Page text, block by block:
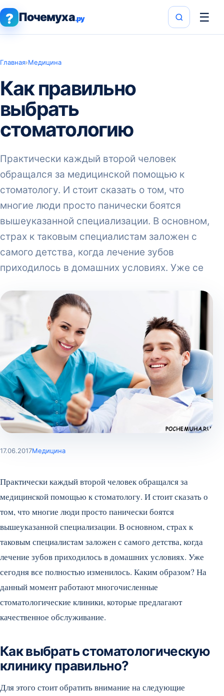
? Почемуха.ру ☰
Главная›Медицина
Как правильно
выбрать
стоматологию
Практически каждый второй человек
обращался за медицинской помощью к
стоматологу. И стоит сказать о том, что
многие люди просто панически боятся
вышеуказанной специализации. В основном,
страх к таковым специалистам заложен с
самого детства, когда лечение зубов
приходилось в домашних условиях. Уже се
17.06.2017Медицина
Практически каждый второй человек обращался за
медицинской помощью к стоматологу. И стоит сказать о
том, что многие люди просто панически боятся
вышеуказанной специализации. В основном, страх к
таковым специалистам заложен с самого детства, когда
лечение зубов приходилось в домашних условиях. Уже
сегодня все полностью изменилось. Каким образом? На
данный момент работают многочисленные
стоматологические клиники, которые предлагают
качественное обслуживание.
Как выбрать стоматологическую
клинику правильно?
Для этого стоит обратить внимание на следующие